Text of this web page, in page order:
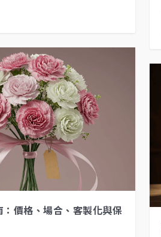
價格、場合、客製化與保